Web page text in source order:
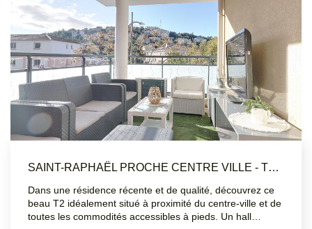
SAINT-RAPHAËL PROCHE CENTRE VILLE - T2 50 M2 LUMINEUX AVEC TERRASSE PROCHE TOUTES COMMODITÉS
Dans une résidence récente et de qualité, découvrez ce
beau T2 idéalement situé à proximité du centre-ville et de
toutes les commodités accessibles à pieds. Un hall